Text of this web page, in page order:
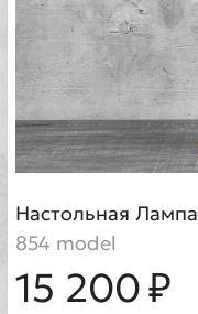
Настольная Лампа
854 model
15 200 ₽